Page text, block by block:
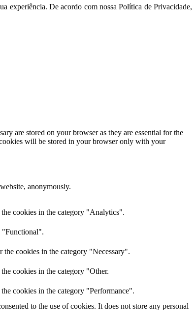
experiência. De acordo com nossa Política de Privacidade,
are stored on your browser as they are essential for the
will be stored in your browser only with your
anonymously.
cookies in the category "Analytics".
"Functional".
cookies in the category "Necessary".
cookies in the category "Other.
cookies in the category "Performance".
to the use of cookies. It does not store any personal